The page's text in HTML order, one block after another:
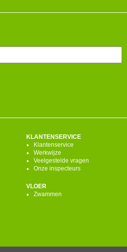
KLANTENSERVICE
Klantenservice
Werkwijze
Veelgestelde vragen
Onze inspecteurs
VLOER
Zwammen